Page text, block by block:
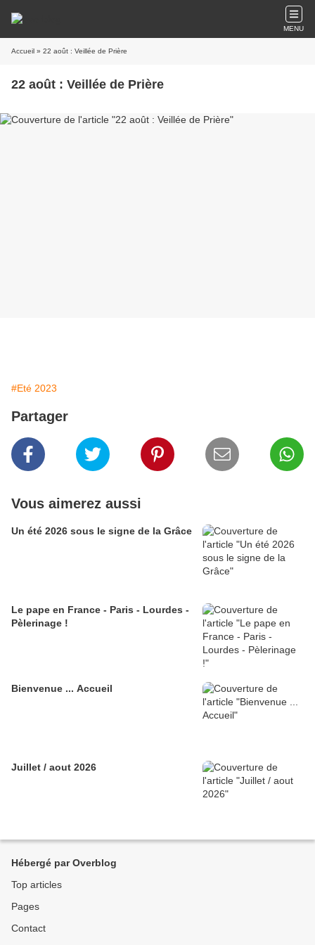
MENU
Accueil » 22 août : Veillée de Prière
22 août : Veillée de Prière
#Eté 2023
Partager
Vous aimerez aussi
Un été 2026 sous le signe de la Grâce
Le pape en France - Paris - Lourdes -
Pèlerinage !
Bienvenue ... Accueil
Juillet / aout 2026
Hébergé par Overblog
Top articles
Pages
Contact